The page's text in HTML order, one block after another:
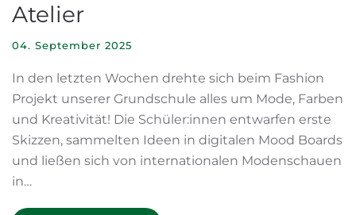
Atelier
04. September 2025
In den letzten Wochen drehte sich beim Fashion
Projekt unserer Grundschule alles um Mode, Farben
und Kreativität! Die Schüler:innen entwarfen erste
Skizzen, sammelten Ideen in digitalen Mood Boards
und ließen sich von internationalen Modenschauen
in…